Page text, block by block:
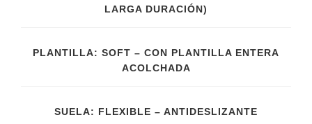
LARGA DURACIÓN)
PLANTILLA: SOFT – CON PLANTILLA ENTERA
ACOLCHADA
SUELA: FLEXIBLE – ANTIDESLIZANTE